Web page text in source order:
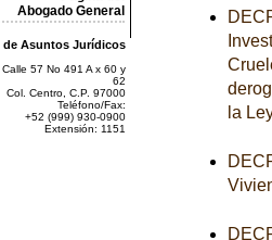
Abogado General
de Asuntos Jurídicos
Calle 57 No 491 A x 60 y
62
Col. Centro, C.P. 97000
Teléfono/Fax:
+52 (999) 930-0900
Extensión: 1151
la